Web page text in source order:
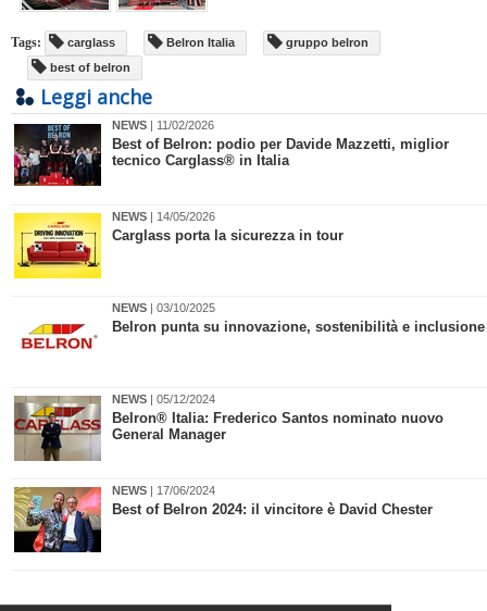
Tags: carglass Belron Italia
gruppo belron
best of belron
Leggi anche
NEWS | 11/02/2026
Best of Belron: podio per Davide Mazzetti, miglior
tecnico Carglass® in Italia
NEWS | 14/05/2026
Carglass porta la sicurezza in tour
NEWS | 03/10/2025
Belron punta su innovazione, sostenibilità e inclusione
NEWS | 05/12/2024
​Belron® Italia: Frederico Santos nominato nuovo
General Manager
NEWS | 17/06/2024
Best of Belron 2024: il vincitore è David Chester